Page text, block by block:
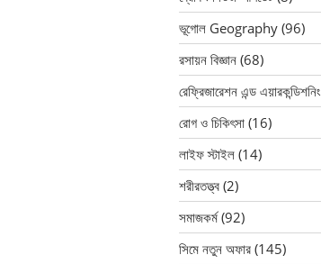
ভূগোল Geography (96)
রসায়ন বিজ্ঞান (68)
রেফ্রিজারেশন এন্ড এয়ারকন্ডিশনিং
রোগ ও চিকিৎসা (16)
লাইফ স্টাইল (14)
শরীরতত্ত্ব (2)
সমাজকর্ম(92)
সিমে নতুন ‍অফার (145)